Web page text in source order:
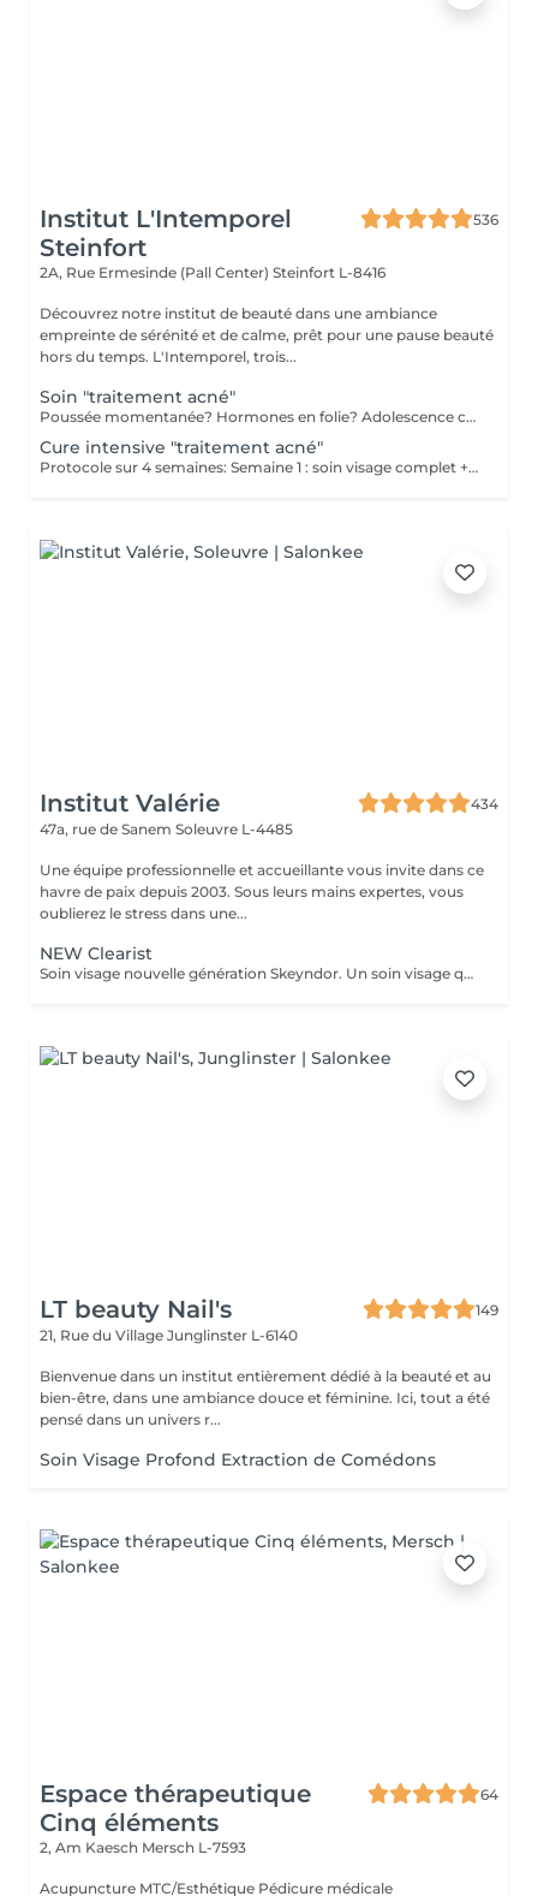
Institut L'Intemporel
Steinfort
536
2A, Rue Ermesinde (Pall Center) Steinfort L-8416
Découvrez notre institut de beauté dans une ambiance
empreinte de sérénité et de calme, prêt pour une pause beauté
hors du temps. L'Intemporel, trois...
Soin "traitement acné"
Poussée momentanée? Hormones en folie? Adolescence compliquée? Ce soin est pour vous. Le soin visage complet comprend un nettoyage en profondeur de la peau avec vapeur et extraction des comédons, un léger massage suivi de 20' de traitement LED et un masque apaisant ou purifiant. Le soin flash est conseillé en entretien suite à un soin complet, entre 2 soins par exemple ou si acné plus tenace. Il comprend un nettoyage du visage, un léger massage et le traitement LED 20'. Pourquoi la LED? La puissance de la lumière LED bleue agit rapidement et efficacement pour éliminer l'acné, les imperfections et l'inflammation existantes, sans dessécher la peau. Elle régule également la production de sébum pour prévenir de futures éruptions cutanées, laissant votre peau claire, saine et lisse.
Cure intensive "traitement acné"
Protocole sur 4 semaines: Semaine 1 : soin visage complet + un soin flash (espacé de 2 jours minimum) Semaine 2 / 3 et 4 : 2 soins flash (espacé de 2 jours minimum) Descriptif complet voir "Soin traitement acné"
Institut Valérie
434
47a, rue de Sanem Soleuvre L-4485
Une équipe professionnelle et accueillante vous invite dans ce
havre de paix depuis 2003. Sous leurs mains expertes, vous
oublierez le stress dans une...
NEW Clearist
Soin visage nouvelle génération Skeyndor. Un soin visage qui va mattifier, resserer les pores et nettoyer en profondeur. Il va équilibrer la production de sébum. Idéal pour peaux épaisses, pores dilatées, mixte et/ou grasse à tendance acnéique.
LT beauty Nail's
149
21, Rue du Village Junglinster L-6140
Bienvenue dans un institut entièrement dédié à la beauté et au
bien-être, dans une ambiance douce et féminine. Ici, tout a été
pensé dans un univers r...
Soin Visage Profond Extraction de Comédons
Espace thérapeutique
Cinq éléments
64
2, Am Kaesch Mersch L-7593
Acupuncture MTC/Esthétique Pédicure médicale